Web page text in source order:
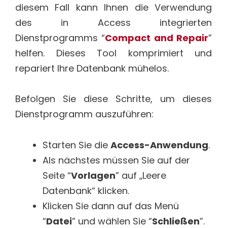
diesem Fall kann Ihnen die Verwendung
des in Access integrierten
Dienstprogramms “Compact and Repair”
helfen. Dieses Tool komprimiert und
repariert Ihre Datenbank mühelos.
Befolgen Sie diese Schritte, um dieses
Dienstprogramm auszuführen:
Starten Sie die Access-Anwendung.
Als nächstes müssen Sie auf der
Seite “Vorlagen” auf „Leere
Datenbank“ klicken.
Klicken Sie dann auf das Menü
“Datei” und wählen Sie “Schließen”.